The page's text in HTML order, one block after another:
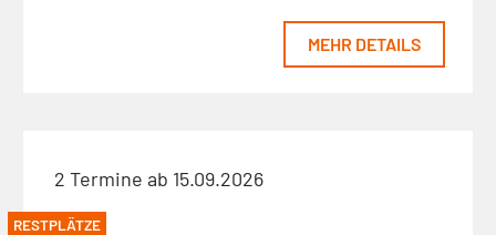
MEHR DETAILS
2 Termine ab 15.09.2026
RESTPLÄTZE